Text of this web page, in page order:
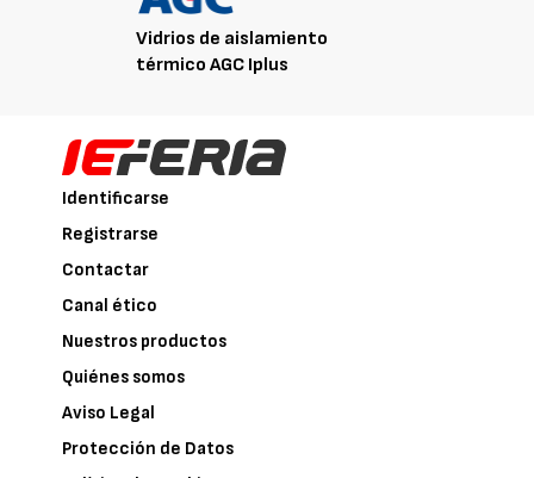
Vidrios de aislamiento
térmico AGC Iplus
Identificarse
Registrarse
Contactar
Canal ético
Nuestros productos
Quiénes somos
Aviso Legal
Protección de Datos